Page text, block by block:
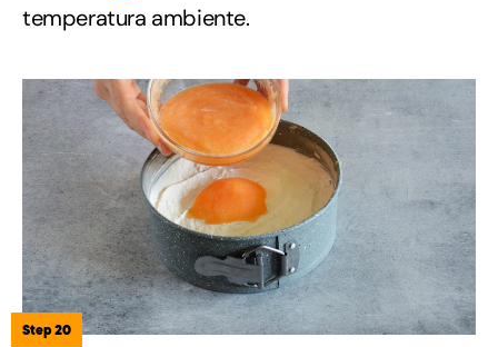
temperatura ambiente.
Step 20